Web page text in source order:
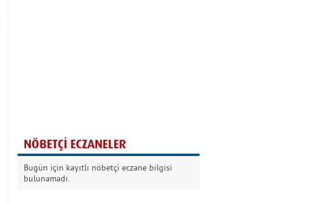
Kurban Bayramında
Dikkat!
NÖBETÇİ ECZANELER
Bugün için kayıtlı nöbetçi eczane bilgisi
bulunamadı.